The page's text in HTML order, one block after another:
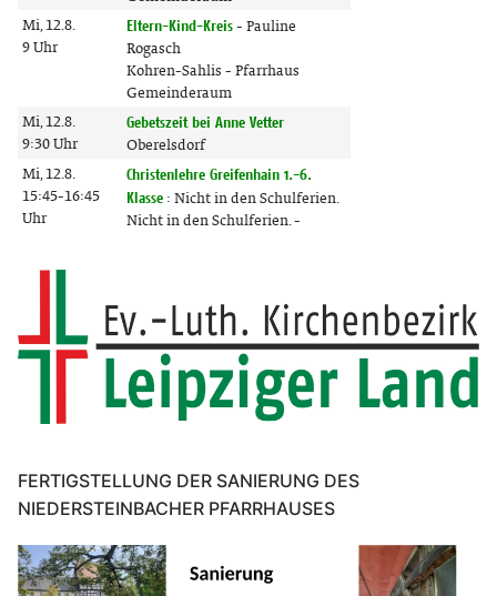
FERTIGSTELLUNG DER SANIERUNG DES
NIEDERSTEINBACHER PFARRHAUSES